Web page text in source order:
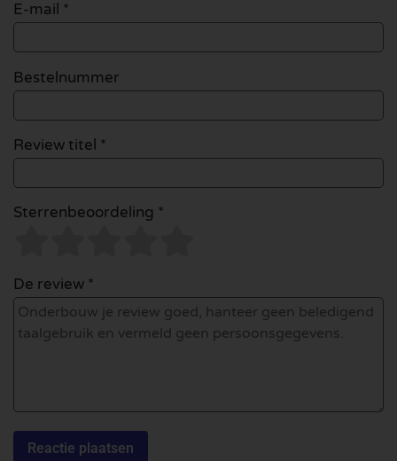
E-mail *
Bestelnummer
Review titel *
Sterrenbeoordeling *
De review *